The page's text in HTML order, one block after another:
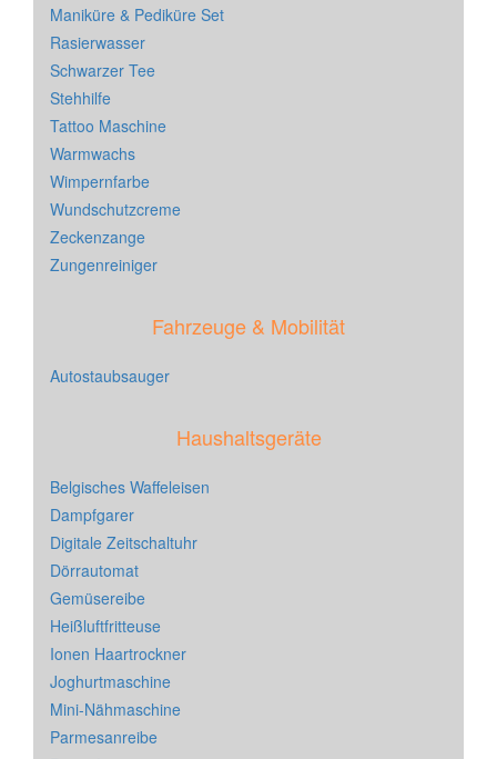
Maniküre & Pediküre Set
Rasierwasser
Schwarzer Tee
Stehhilfe
Tattoo Maschine
Warmwachs
Wimpernfarbe
Wundschutzcreme
Zeckenzange
Zungenreiniger
Fahrzeuge & Mobilität
Autostaubsauger
Haushaltsgeräte
Belgisches Waffeleisen
Dampfgarer
Digitale Zeitschaltuhr
Dörrautomat
Gemüsereibe
Heißluftfritteuse
Ionen Haartrockner
Joghurtmaschine
Mini-Nähmaschine
Parmesanreibe